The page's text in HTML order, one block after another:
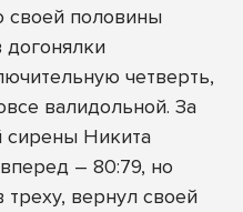
своей половины
четверть,
валидольной. За
сирены Никита
– 80:79, но
вернул своей